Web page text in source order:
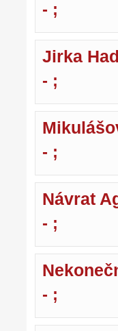
- ;
Jirka
- ;
- ;
Návrat
- ;
- ;